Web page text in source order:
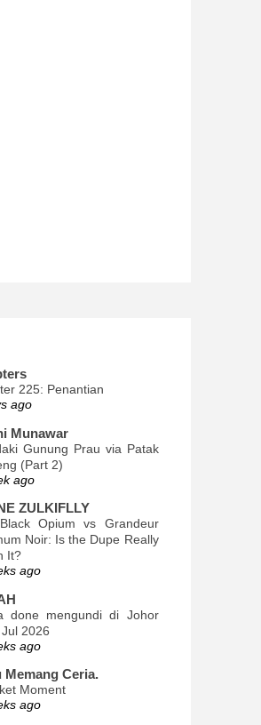
225: Penantian
ago
Munawar
Gunung Prau via Patak
(Part 2)
ago
ZULKIFLLY
Opium vs Grandeur
Noir: Is the Dupe Really
It?
ago
done mengundi di Johor
2026
ago
Memang Ceria.
Moment
ago